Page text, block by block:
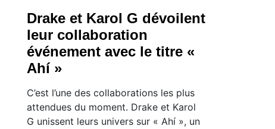
Drake et Karol G dévoilent
leur collaboration
événement avec le titre «
Ahí »
C’est l’une des collaborations les plus
attendues du moment. Drake et Karol
G unissent leurs univers sur « Ahí », un